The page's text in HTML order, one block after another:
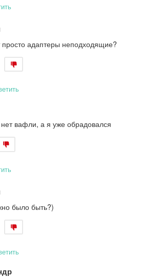
адаптеры неподходящие?
вафли, а я уже обрадовался
было быть?)